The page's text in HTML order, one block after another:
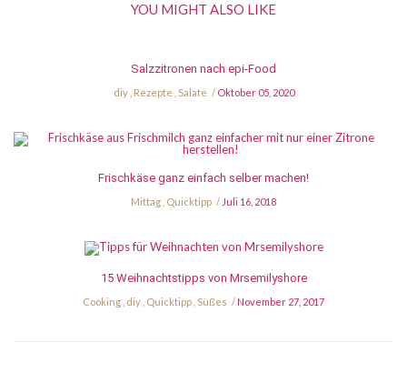
YOU MIGHT ALSO LIKE
Salzzitronen nach epi-Food
diy, Rezepte Salate Oktober 05, 2020
Frischkäse ganz einfach selber machen!
Mittag Quicktipp Juli 16, 2018
15 Weihnachtstipps von Mrsemilyshore
Cooking diy Quicktipp Süßes November 27, 2017